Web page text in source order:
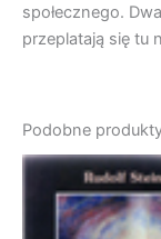
społecznego.
przeplatają się tu
Podobne